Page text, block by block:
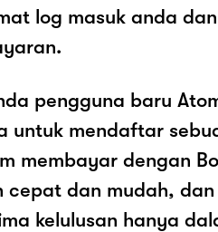
log masuk anda
pengguna baru
untuk mendaftar
membayar dengan
cepat dan mudah,
kelulusan hanya